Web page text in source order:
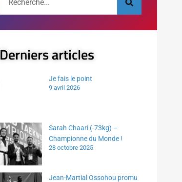
Derniers articles
Je fais le point
9 avril 2026
Sarah Chaari (-73kg) –
Championne du Monde !
28 octobre 2025
Jean-Martial Ossohou promu